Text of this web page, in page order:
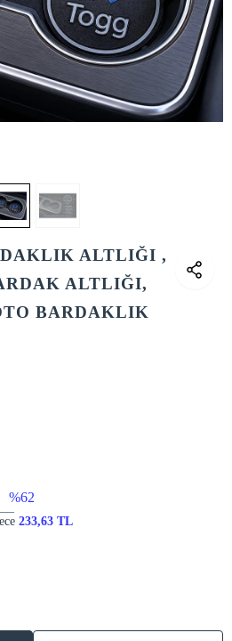
ALTLIĞI ,
ALTLIĞI,
BARDAKLIK
%62
233,63 TL